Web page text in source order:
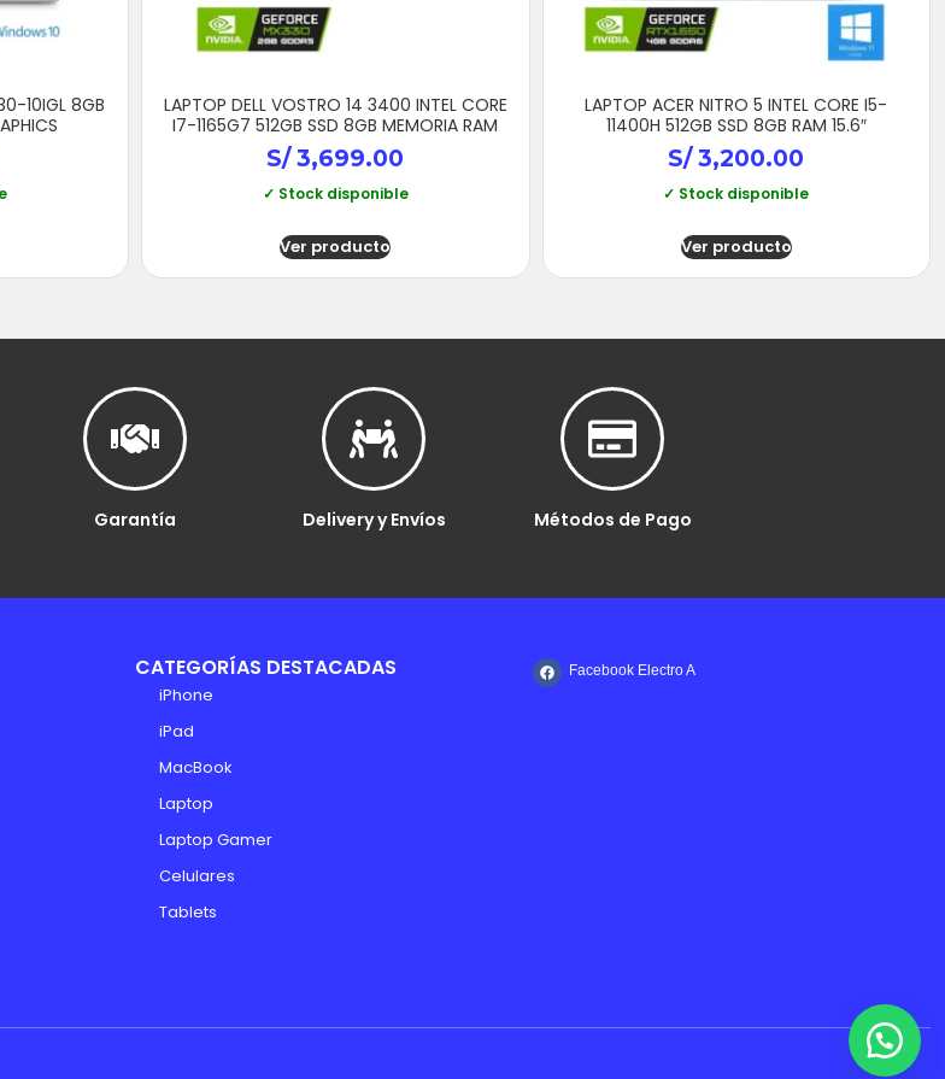
10IGL 8GB
LAPTOP DELL VOSTRO 14 3400 INTEL CORE
I7-1165G7 512GB SSD 8GB MEMORIA RAM
S/3,699.00
✓ Stock disponible
Ver producto
LAPTOP ACER NITRO 5 INTEL CORE I5-
11400H 512GB SSD 8GB RAM 15.6″
S/3,200.00
✓ Stock disponible
Ver producto
Garantía Delivery y Envíos Métodos de Pago
CATEGORÍAS DESTACADAS
iPhone
iPad
MacBook
Laptop
Laptop Gamer
Celulares
Tablets
Facebook Electro A